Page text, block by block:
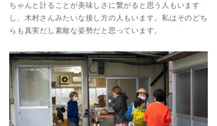
ちゃんと計ることが美味しさに繋がると思う人もいます
し、木村さんみたいな接し方の人もいます。私はそのどち
らも真実だし素敵な姿勢だと思っています。